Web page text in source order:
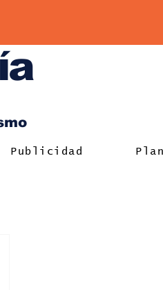
Publicidad